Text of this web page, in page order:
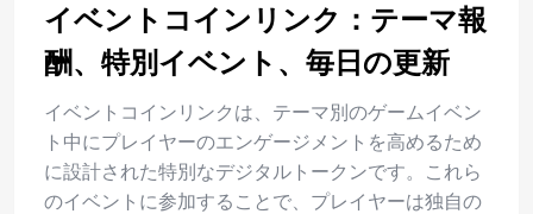
イベントコインリンク：テーマ報
酬、特別イベント、毎日の更新
イベントコインリンクは、テーマ別のゲームイベン
ト中にプレイヤーのエンゲージメントを高めるため
に設計された特別なデジタルトークンです。これら
のイベントに参加することで、プレイヤーは独自の